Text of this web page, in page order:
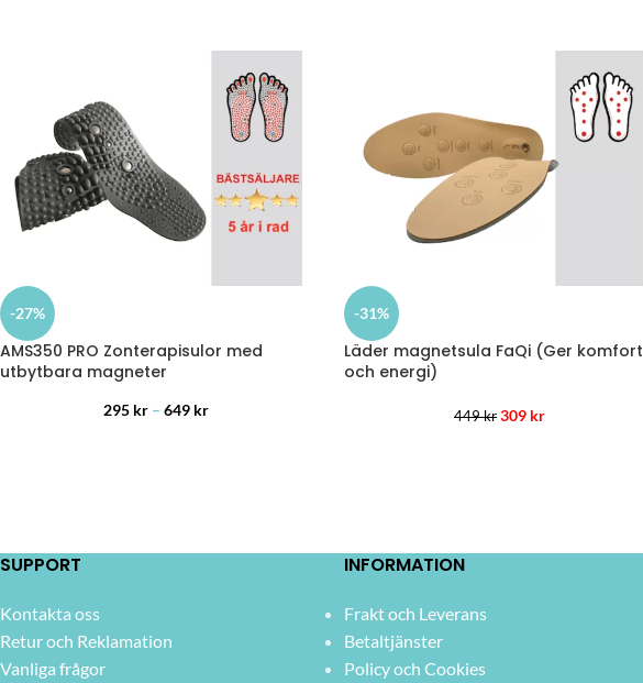
-27%
AMS350 PRO Zonterapisulor med
utbytbara magneter
295 kr – 649 kr
-31%
Läder magnetsula FaQi (Ger komfort
och energi)
449kr 309 kr
SUPPORT
Kontakta oss
Retur och Reklamation
Vanliga frågor
INFORMATION
Frakt och Leverans
Betaltjänster
Policy och Cookies